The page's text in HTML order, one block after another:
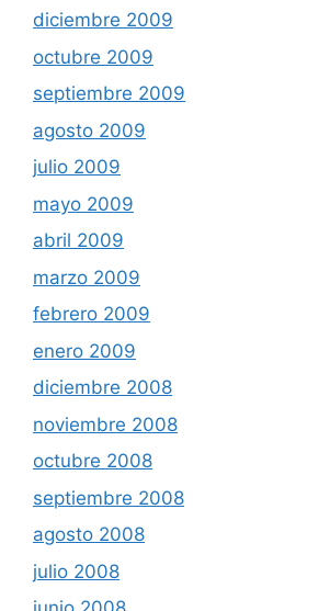
diciembre 2009
octubre 2009
septiembre 2009
agosto 2009
julio 2009
mayo 2009
abril 2009
marzo 2009
febrero 2009
enero 2009
diciembre 2008
noviembre 2008
octubre 2008
septiembre 2008
agosto 2008
julio 2008